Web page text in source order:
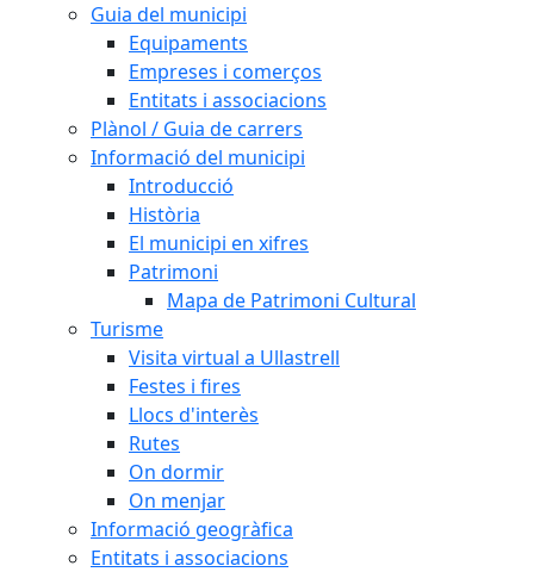
Guia del municipi
Equipaments
Empreses i comerços
Entitats i associacions
Plànol / Guia de carrers
Informació del municipi
Introducció
Història
El municipi en xifres
Patrimoni
Mapa de Patrimoni Cultural
Turisme
Visita virtual a Ullastrell
Festes i fires
Llocs d'interès
Rutes
On dormir
On menjar
Informació geogràfica
Entitats i associacions